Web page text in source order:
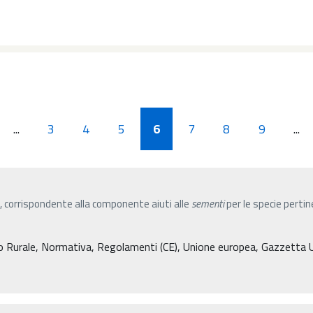
... 3 4 5 6 7 8 9 ...
alla componente aiuti alle sementiper le specie
Normativa, Regolamenti (CE), Unione europea, Gazzetta